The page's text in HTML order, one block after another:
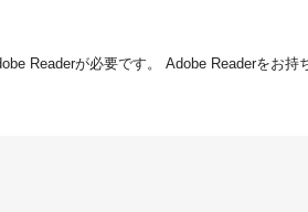
Readerが必要です。
Adobe Readerをお持